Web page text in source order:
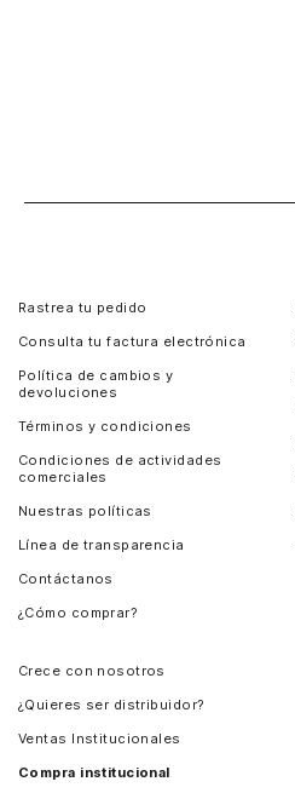
Rastrea tu pedido
Consulta tu factura electrónica
Política de cambios y
devoluciones
Términos y condiciones
Condiciones de actividades
comerciales
Nuestras políticas
Línea de transparencia
Contáctanos
¿Cómo comprar?
Crece con nosotros
¿Quieres ser distribuidor?
Ventas Institucionales
Compra institucional